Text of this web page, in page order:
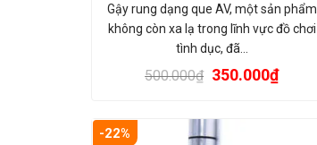
Gậy rung dạng que AV, một sản phẩm
không còn xa lạ trong lĩnh vực đồ chơi
tình dục, đã…
500.000₫ 350.000₫
-22%